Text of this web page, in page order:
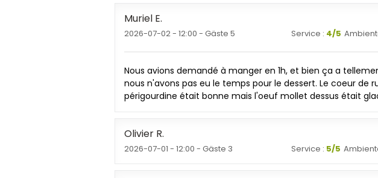
Muriel E
2026-07-02- 12:00 - Gäste 5 Service : 4/5
Nous avions demandé à manger en 1h, et bien ça a
nous n'avons pas eu le temps pour le dessert. Le coeur de
périgourdine était bonne mais l'oeuf mollet dessus était
Olivier R
2026-07-01 - 12:00 - Gäste 3 Service : 5/5